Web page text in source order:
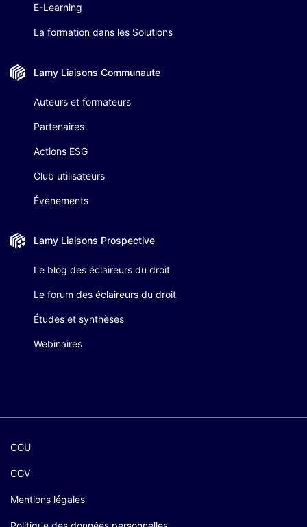
E-Learning
La formation dans les Solutions
Lamy Liaisons Communauté
Auteurs et formateurs
Partenaires
Actions ESG
Club utilisateurs
Évènements
Lamy Liaisons Prospective
Le blog des éclaireurs du droit
Le forum des éclaireurs du droit
Études et synthèses
Webinaires
CGU
CGV
Mentions légales